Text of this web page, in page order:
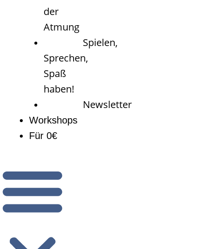
der
Atmung
Spielen,
Sprechen,
Spaß
haben!
Newsletter
Workshops
Für 0€